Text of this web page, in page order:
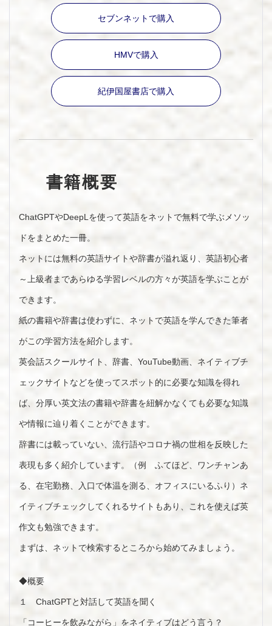
セブンネットで購入
HMVで購入
紀伊国屋書店で購入
書籍概要
ChatGPTやDeepLを使って英語をネットで無料で学ぶメソッ
ドをまとめた一冊。
ネットには無料の英語サイトや辞書が溢れ返り、英語初心者
～上級者まであらゆる学習レベルの方々が英語を学ぶことが
できます。
紙の書籍や辞書は使わずに、ネットで英語を学んできた筆者
がこの学習方法を紹介します。
英会話スクールサイト、辞書、YouTube動画、ネイティブチ
ェックサイトなどを使ってスポット的に必要な知識を得れ
ば、分厚い英文法の書籍や辞書を紐解かなくても必要な知識
や情報に辿り着くことができます。
辞書には載っていない、流行語やコロナ禍の世相を反映した
表現も多く紹介しています。（例 ふてほど、ワンチャンあ
る、在宅勤務、入口で体温を測る、オフィスにいるふり）ネ
イティブチェックしてくれるサイトもあり、これを使えば英
作文も勉強できます。
まずは、ネットで検索するところから始めてみましょう。
◆概要
１ ChatGPTと対話して英語を聞く
「コーヒーを飲みながら」をネイティブはどう言う？